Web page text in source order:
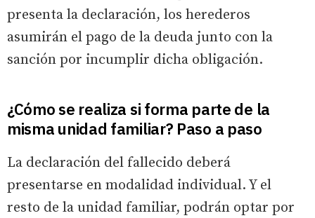
presenta la declaración, los herederos
asumirán el pago de la deuda junto con la
sanción por incumplir dicha obligación.
¿Cómo se realiza si forma parte de la
misma unidad familiar? Paso a paso
La declaración del fallecido deberá
presentarse en modalidad individual. Y el
resto de la unidad familiar, podrán optar por